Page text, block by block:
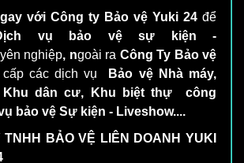
với Công ty Bảo vệ Yuki 24 để
vụ bảo vệ sự kiện -
nghiệp, ngoài ra Công Ty Bảo vệ
các dịch vụ Bảo vệ Nhà máy,
Khu dân cư, Khu biệt thự công
bảo vệ Sự kiện - Liveshow....
TNHH BẢO VỆ LIÊN DOANH YUKI